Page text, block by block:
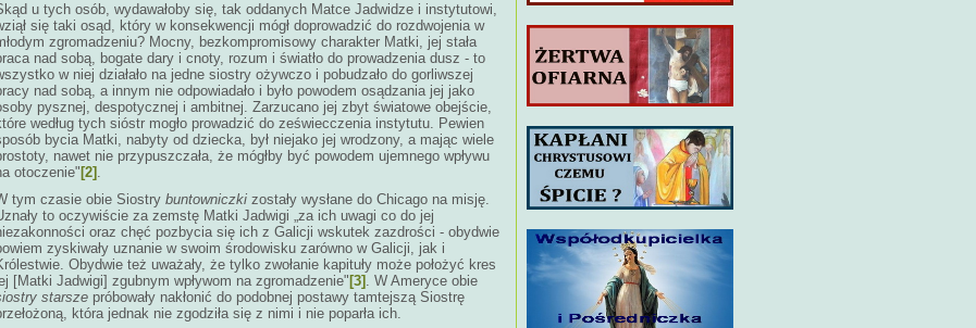
u tych osób, wydawałoby się, tak oddanych Matce Jadwidze i instytutowi,
się taki osąd, który w konsekwencji mógł doprowadzić do rozdwojenia w
zgromadzeniu? Mocny, bezkompromisowy charakter Matki, jej stała
nad sobą, bogate dary i cnoty, rozum i światło do prowadzenia dusz - to
w niej działało na jedne siostry ożywczo i pobudzało do gorliwszej
nad sobą, a innym nie odpowiadało i było powodem osądzania jej jako
pysznej, despotycznej i ambitnej. Zarzucano jej zbyt światowe obejście,
według tych sióstr mogło prowadzić do zeświecczenia instytutu. Pewien
bycia Matki, nabyty od dziecka, był niejako jej wrodzony, a mając wiele
nawet nie przypuszczała, że mógłby być powodem ujemnego wpływu
otoczenie"[2] .
tym czasie obie Siostry buntowniczki zostały wysłane do Chicago na misję.
to oczywiście za zemstę Matki Jadwigi „za ich uwagi co do jej
oraz chęć pozbycia się ich z Galicji wskutek zazdrości - obydwie
zyskiwały uznanie w swoim środowisku zarówno w Galicji, jak i
Obydwie też uważały, że tylko zwołanie kapituły może położyć kres
[Matki Jadwigi] zgubnym wpływom na zgromadzenie" [3] . W Ameryce obie
starsze próbowały nakłonić do podobnej postawy tamtejszą Siostrę
która jednak nie zgodziła się z nimi i nie poparła ich.